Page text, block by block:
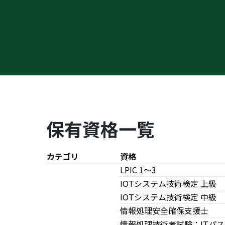
保有資格一覧
カテゴリ
資格
LPIC 1～3
IOTシステム技術検定 上級
IOTシステム技術検定 中級
情報処理安全確保支援士